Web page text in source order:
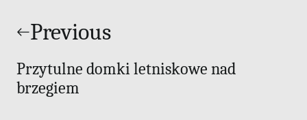
wpisu
Previous
Przytulne domki letniskowe nad
brzegiem